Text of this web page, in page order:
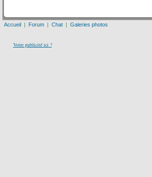
Accueil | Forum | Chat | Galeries photos
Votre publicité ici ?